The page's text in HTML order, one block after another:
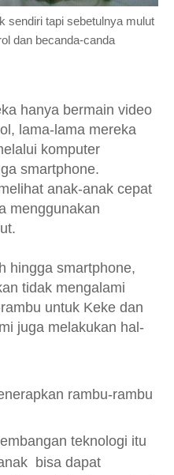
sendiri tapi sebetulnya mulut
dan becanda-canda
hanya bermain video
lama-lama mereka
komputer
smartphone.
anak-anak cepat
menggunakan
hingga smartphone,
tidak mengalami
untuk Keke dan
juga melakukan hal-
rambu-rambu
teknologi itu
bisa dapat